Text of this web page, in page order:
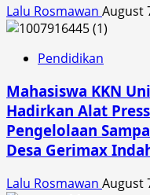
Cair
dan
Nabati
Teniga
Lalu Rosmawan August
Pendidikan
Mahasiswa KKN
Hadirkan Alat
Pengelolaan
Desa Gerimax
Lalu Rosmawan August